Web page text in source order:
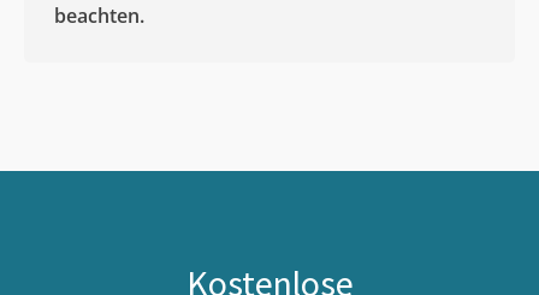
beachten.
Kostenlose